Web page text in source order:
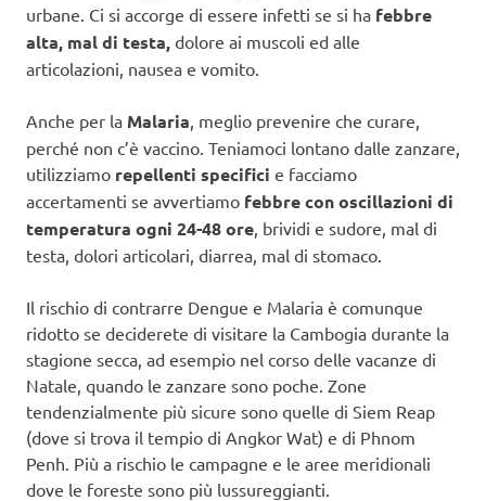
urbane. Ci si accorge di essere infetti se si ha febbre
alta, mal di testa, dolore ai muscoli ed alle
articolazioni, nausea e vomito.
Anche per la Malaria , meglio prevenire che curare,
perché non c’è vaccino. Teniamoci lontano dalle zanzare,
utilizziamo repellenti specifici e facciamo
accertamenti se avvertiamo febbre con oscillazioni di
temperatura ogni 24-48 ore , brividi e sudore, mal di
testa, dolori articolari, diarrea, mal di stomaco.
Il rischio di contrarre Dengue e Malaria è comunque
ridotto se deciderete di visitare la Cambogia durante la
stagione secca, ad esempio nel corso delle vacanze di
Natale, quando le zanzare sono poche. Zone
tendenzialmente più sicure sono quelle di Siem Reap
(dove si trova il tempio di Angkor Wat) e di Phnom
Penh. Più a rischio le campagne e le aree meridionali
dove le foreste sono più lussureggianti.